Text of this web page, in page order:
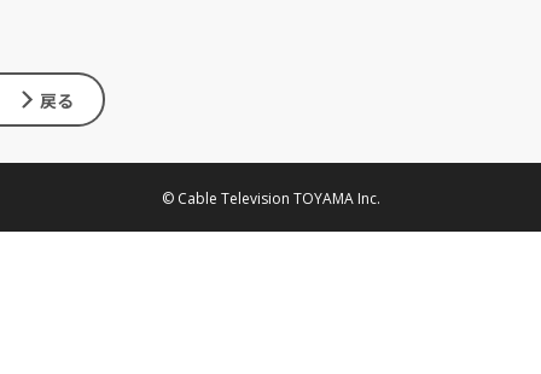
戻る
© Cable Television TOYAMA Inc.